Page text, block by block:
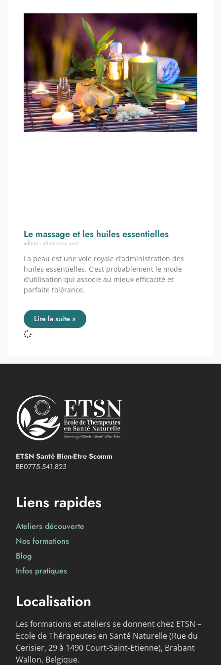
Le massage et les huiles essentielles
admin 28 octobre 2015
La peau est une voie royale d’administration des
huiles essentielles. C’est probablement le mode
d’utilisation qui associe au mieux efficacité et
parfaite tolérance.
Lire la suite »
ETSN Santé Bien-Etre Scomm
BE0775.541.823
Liens rapides
Ateliers découverte
Nos formations
Blog
Infos pratiques
Localisation
Les formations et ateliers se donnent chez ETSN –
Ecole de Thérapeutes en Santé Naturelle (Rue du
Cerisier, 29 à 1490 Court-Saint-Etienne), Brabant
Wallon, Belgique.